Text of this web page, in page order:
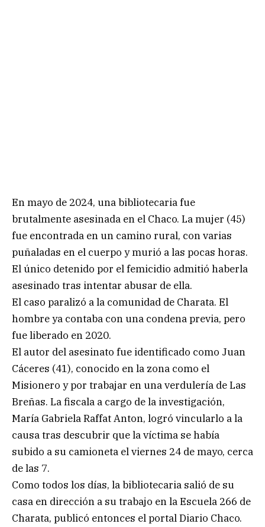
En mayo de 2024, una bibliotecaria fue
brutalmente asesinada en el Chaco. La mujer (45)
fue encontrada en un camino rural, con varias
puñaladas en el cuerpo y murió a las pocas horas.
El único detenido por el femicidio admitió haberla
asesinado tras intentar abusar de ella.
El caso paralizó a la comunidad de Charata. El
hombre ya contaba con una condena previa, pero
fue liberado en 2020.
El autor del asesinato fue identificado como Juan
Cáceres (41), conocido en la zona como el
Misionero y por trabajar en una verdulería de Las
Breñas. La fiscala a cargo de la investigación,
María Gabriela Raffat Anton, logró vincularlo a la
causa tras descubrir que la víctima se había
subido a su camioneta el viernes 24 de mayo, cerca
de las 7.
Como todos los días, la bibliotecaria salió de su
casa en dirección a su trabajo en la Escuela 266 de
Charata, publicó entonces el portal Diario Chaco.